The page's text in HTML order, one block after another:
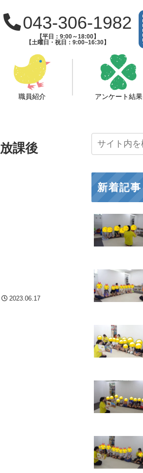
043-306-1982
【平日：9:00～18:00】
【土曜日・祝日：9:00~16:30】
職員紹介 アンケート結果
課後
2023.06.17
新着記事